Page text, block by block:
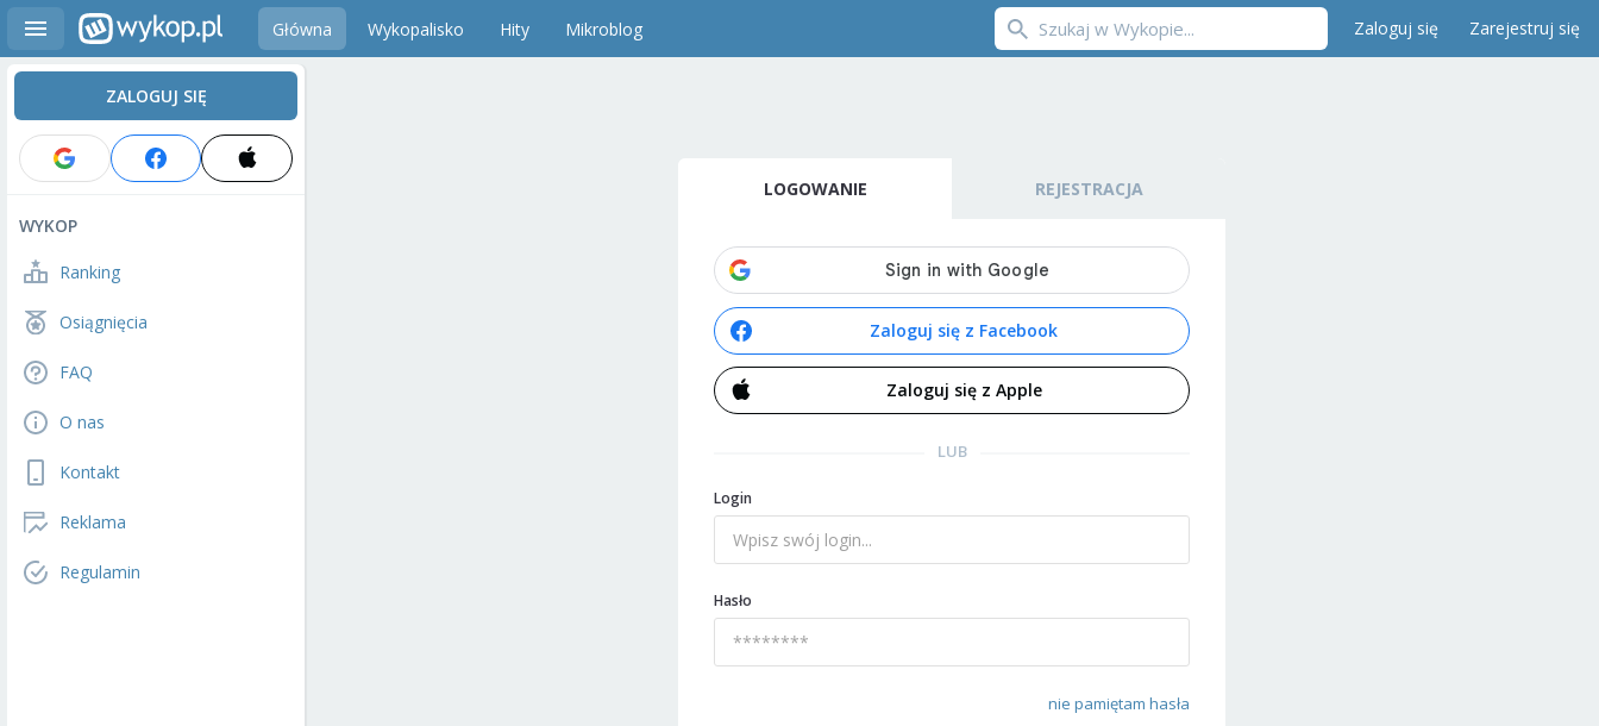
Główna Wykopalisko Hity Mikroblog Zaloguj się Zarejestruj się
ZALOGUJ SIĘ
WYKOP
Ranking
Osiągnięcia
FAQ
O nas
Kontakt
Reklama
Regulamin
LOGOWANIE REJESTRACJA
Zaloguj się z Facebook
Zaloguj się z Apple
LUB
Login
Hasło
nie pamiętam hasła